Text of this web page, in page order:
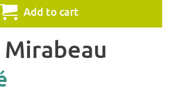
Add to cart